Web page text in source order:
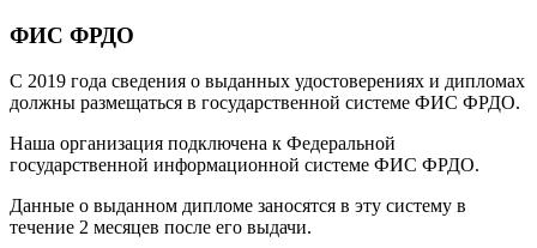
ФИС ФРДО
С 2019 года сведения о выданных удостоверениях и дипломах
должны размещаться в государственной системе ФИС ФРДО.
Наша организация подключена к Федеральной
государственной информационной системе ФИС ФРДО.
Данные о выданном дипломе заносятся в эту систему в
течение 2 месяцев после его выдачи.